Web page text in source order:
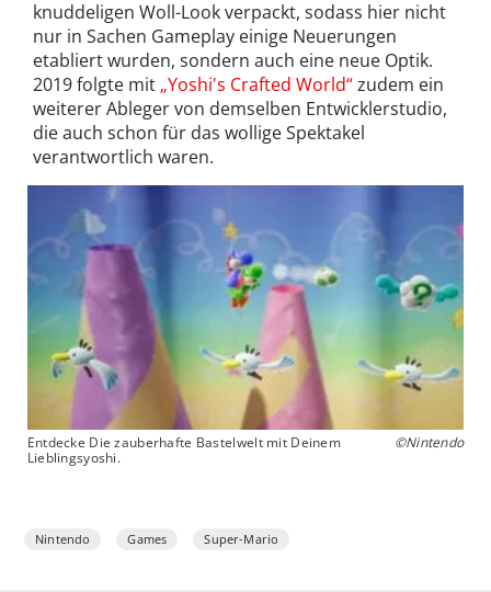
knuddeligen Woll-Look verpackt, sodass hier nicht
nur in Sachen Gameplay einige Neuerungen
etabliert wurden, sondern auch eine neue Optik.
2019 folgte mit „Yoshi's Crafted World“zudem ein
weiterer Ableger von demselben Entwicklerstudio,
die auch schon für das wollige Spektakel
verantwortlich waren.
Entdecke Die zauberhafte Bastelwelt mit Deinem
Lieblingsyoshi.
©Nintendo
Nintendo Games Super-Mario